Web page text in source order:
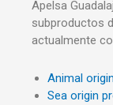
Apelsa
subproductos
actualmente
Animal
Sea origin